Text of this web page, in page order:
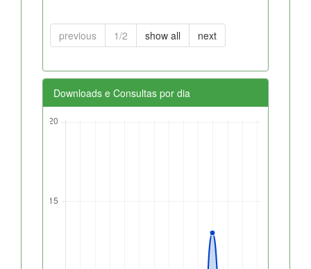
previous 1/2 show all next
Downloads e Consultas por dia